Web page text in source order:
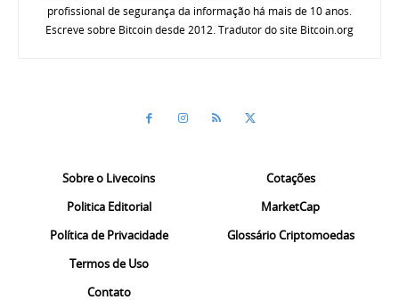
profissional de segurança da informação há mais de 10 anos.
Escreve sobre Bitcoin desde 2012. Tradutor do site Bitcoin.org
Sobre o Livecoins
Politica Editorial
Política de Privacidade
Termos de Uso
Contato
Cotações
MarketCap
Glossário Criptomoedas